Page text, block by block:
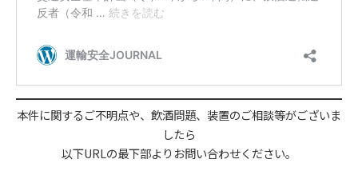
本件に関するご不明点や、飲酒問題、装置のご相談等がございま
したら
以下URLの最下部よりお問い合わせください。